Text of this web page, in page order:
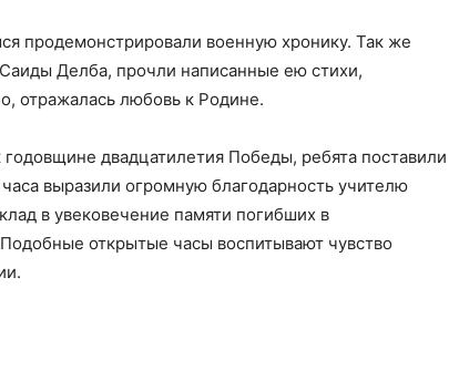
продемонстрировали военную хронику. Так же
Делба, прочли написанные ею стихи,
отражалась любовь к Родине.
двадцатилетия Победы, ребята поставили
выразили огромную благодарность учителю
в увековечение памяти погибших в
открытые часы воспитывают чувство